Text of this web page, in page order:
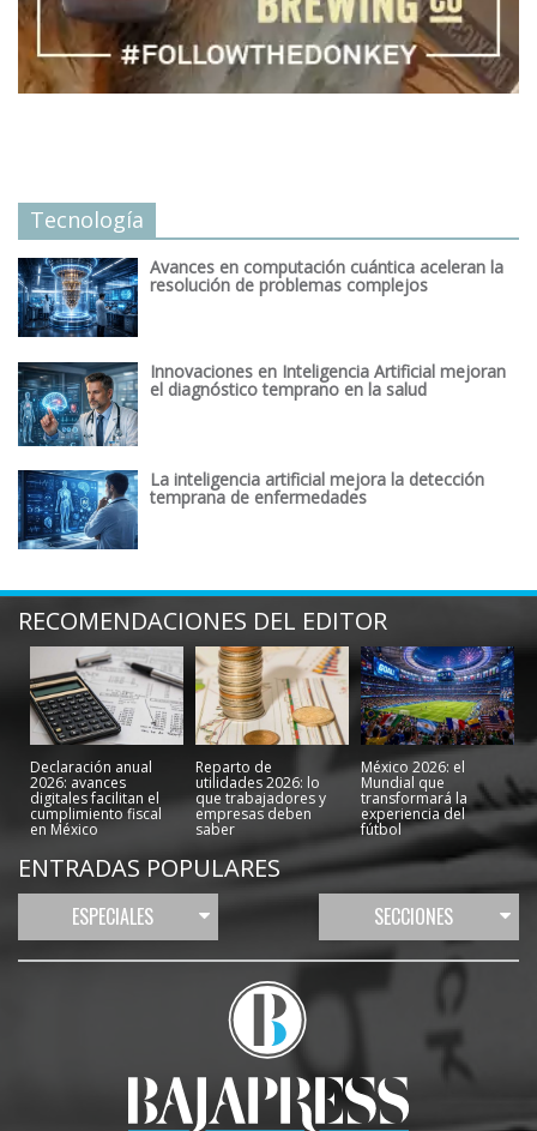
Tecnología
Avances en computación cuántica aceleran la
resolución de problemas complejos
Innovaciones en Inteligencia Artificial mejoran
el diagnóstico temprano en la salud
La inteligencia artificial mejora la detección
temprana de enfermedades
RECOMENDACIONES DEL EDITOR
Declaración anual
2026: avances
digitales facilitan el
cumplimiento fiscal
en México
Reparto de
utilidades 2026: lo
que trabajadores y
empresas deben
saber
México 2026: el
Mundial que
transformará la
experiencia del
fútbol
ENTRADAS POPULARES
ESPECIALES SECCIONES